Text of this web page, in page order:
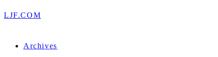
LJF.COM
Archives